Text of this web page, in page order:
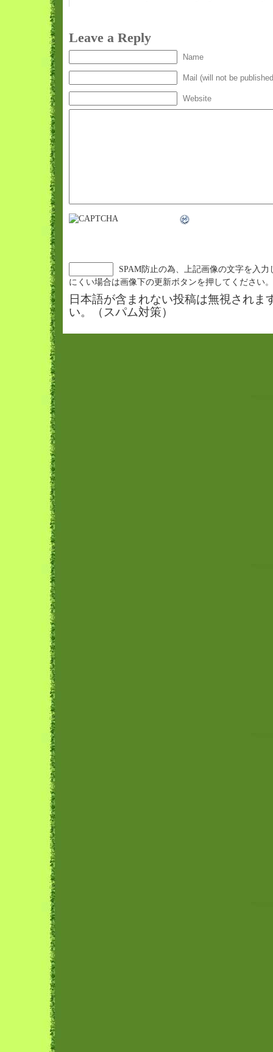
Leave a Reply
Name
Mail (will not be
Website
SPAM防止の為、上記画像の文字を入力
にくい場合は画像下の更新ボタンを押してください。
日本語が含まれない投稿は無視されま
い。（スパム対策）